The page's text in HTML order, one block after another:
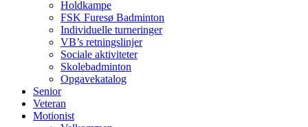
Holdkampe
FSK Furesø Badminton
Individuelle turneringer
VB’s retningslinjer
Sociale aktiviteter
Skolebadminton
Opgavekatalog
Senior
Veteran
Motionist